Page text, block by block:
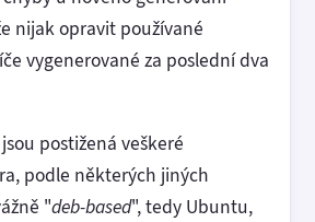
nijak opravit používané
vygenerované za poslední dva
jsou postižená veškeré
podle některých jiných
"deb-based", tedy Ubuntu,